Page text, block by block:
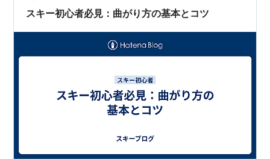
スキー初心者必見：曲がり方の基本とコツ